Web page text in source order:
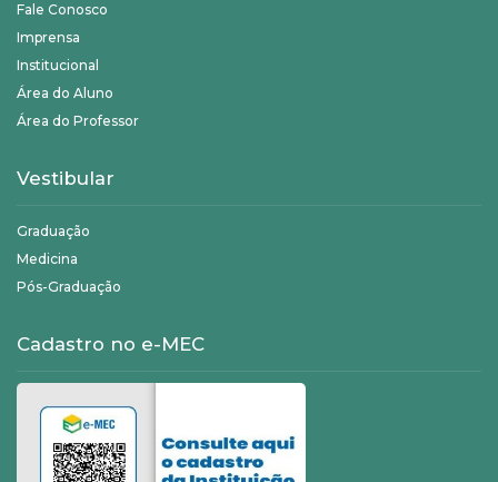
Fale Conosco
Imprensa
Institucional
Área do Aluno
Área do Professor
Vestibular
Graduação
Medicina
Pós-Graduação
Cadastro no e-MEC